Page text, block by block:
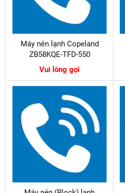
Máy nén lạnh Copeland
ZB58KQE-TFD-550
Vui lòng gọi